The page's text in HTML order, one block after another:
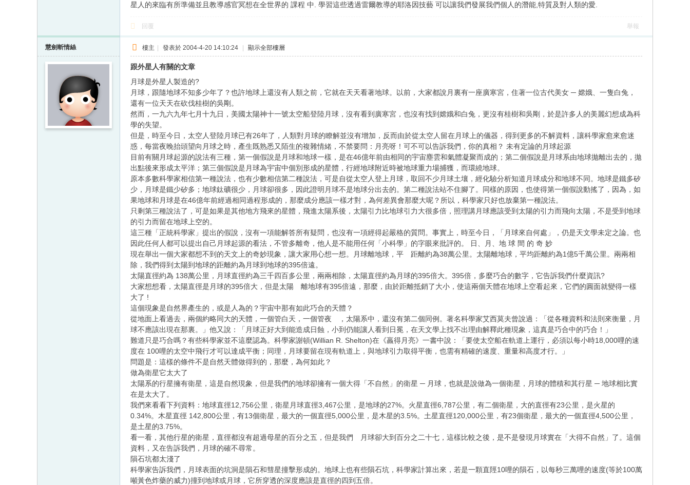
星人的來臨有所準備並且教導感官冥想在全世界的 課程 中. 學習這些透過雷爾教導的耶洛因技藝 可以讓我們發展我們個人的潛能,特質及對人類的愛.
回覆 舉報
慧劍斬情絲 樓主 | 發表於 2004-4-20 14:10:24 | 顯示全部樓層
跟外星人有關的文章
月球是外星人製造的?
月球，跟隨地球不知多少年了？也許地球上還沒有人類之前，它就在天天看著地球。以前，大家都說月裏有一座廣寒宮，住著一位古代美女 ─ 嫦娥、一隻白兔，
還有一位天天在砍伐桂樹的吳剛。
然而，一九六九年七月十九日，美國太陽神十一號太空船登陸月球，沒有看到廣寒宮，也沒有找到嫦娥和白兔，更沒有桂樹和吳剛，於是許多人的美麗幻想成為科
學的失望。
但是，時至今日，太空人登陸月球已有26年了，人類對月球的瞭解並沒有增加，反而由於從太空人留在月球上的儀器，得到更多的不解資料，讓科學家愈來愈迷
惑，每當夜晚抬頭望向月球之時，產生既熟悉又陌生的複雜情緒，不禁要問：月亮呀！可不可以告訴我們，你的真相？ 未有定論的月球起源
目前有關月球起源的說法有三種，第一個假說是月球和地球一樣，是在46億年前由相同的宇宙塵雲和氣體凝聚而成的；第二個假說是月球系由地球拋離出去的，拋
出點後來形成太平洋；第三個假說是月球為宇宙中個別形成的星體，行經地球附近時被地球重力場捕獲，而環繞地球。
原本多數科學家相信第一種說法，也有少數相信第二種說法，可是自從太空人登上月球，取回不少月球土壤，經化驗分析知道月球成分和地球不同。地球是鐵多矽
少，月球是鐵少矽多；地球鈦礦很少，月球卻很多，因此證明月球不是地球分出去的。第二種說法站不住腳了。同樣的原因，也使得第一個假說動搖了，因為，如
果地球和月球是在46億年前經過相同過程形成的，那麼成分應該一樣才對，為何差異會那麼大呢？所以，科學家只好也放棄第一種說法。
只剩第三種說法了，可是如果是其他地方飛來的星體，飛進太陽系後，太陽引力比地球引力大很多倍，照理講月球應該受到太陽的引力而飛向太陽，不是受到地球
的引力而留在地球上空的。
這三種「正統科學家」提出的假說，沒有一項能解答所有疑問，也沒有一項經得起嚴格的質問。事實上，時至今日，「月球來自何處」，仍是天文學未定之論。也
因此任何人都可以提出自己月球起源的看法，不管多離奇，他人是不能用任何「小科學」的字眼來批評的。 日、月、地 球 間 的 奇 妙
現在舉出一個大家都想不到的天文上的奇妙現象，讓大家用心想一想。月球離地球，平 距離約為38萬公里。太陽離地球，平均距離約為1億5千萬公里。兩兩相
除，我們得到太陽到地球的距離約為月球到地球的395倍遠。
太陽直徑約為 138萬公里，月球直徑約為三千四百多公里，兩兩相除，太陽直徑約為月球的395倍大。395倍，多麼巧合的數字，它告訴我們什麼資訊?
大家想想看，太陽直徑是月球的395倍大，但是太陽 離地球有395倍遠，那麼，由於距離抵銷了大小，使這兩個天體在地球上空看起來，它們的圓面就變得一樣
大了 !
這個現象是自然界產生的，或是人為的？宇宙中那有如此巧合的天體？
從地面上看過去，兩個約略同大的天體，一個管白天，一個管夜 ，太陽系中，還沒有第二個同例。著名科學家艾西莫夫曾說過：「從各種資料和法則來衡量，月
球不應該出現在那裏。」他又說：「月球正好大到能造成日蝕，小到仍能讓人看到日冕，在天文學上找不出理由解釋此種現象，這真是巧合中的巧合！」
難道只是巧合嗎？有些科學家並不這麼認為。科學家謝頓(Willian R. Shelton)在《羸得月亮》一書中說：「要使太空船在軌道上運行，必須以每小時18,000哩的速
度在 100哩的太空中飛行才可以達成平衡；同理，月球要留在現有軌道上，與地球引力取得平衡，也需有精確的速度、重量和高度才行。」
問題是：這樣的條件不是自然天體做得到的，那麼，為何如此？
做為衛星它太大了
太陽系的行星擁有衛星，這是自然現象，但是我們的地球卻擁有一個大得「不自然」的衛星 ─ 月球，也就是說做為一個衛星，月球的體積和其行星 ─ 地球相比實
在是太大了。
我們來看看下列資料：地球直徑12,756公里，衛星月球直徑3,467公里，是地球的27%。火星直徑6,787公里，有二個衛星，大的直徑有23公里，是火星的
0.34%。木星直徑 142,800公里，有13個衛星，最大的一個直徑5,000公里，是木星的3.5%。土星直徑120,000公里，有23個衛星，最大的一個直徑4,500公里，
是土星的3.75%。
看一看，其他行星的衛星，直徑都沒有超過母星的百分之五，但是我們 月球卻大到百分之二十七，這樣比較之後，是不是發現月球實在「大得不自然」了。這個
資料，又在告訴我們，月球的確不尋常。
隕石坑都太淺了
科學家告訴我們，月球表面的坑洞是隕石和彗星撞擊形成的。地球上也有些隕石坑，科學家計算出來，若是一顆直陘10哩的隕石，以每秒三萬哩的速度(等於100萬
噸黃色炸藥的威力)撞到地球或月球，它所穿透的深度應該是直徑的四到五倍。